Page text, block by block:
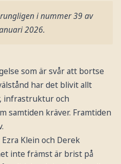
i nummer 39 av
2026.
som är svår att bortse
har det blivit allt
infrastruktur och
samtiden kräver. Framtiden
Klein och Derek
inte främst är brist på